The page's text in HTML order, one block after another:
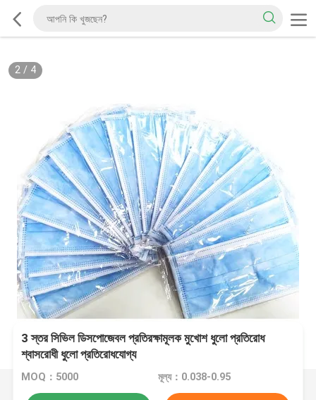
2/ 4
3 স্তর সিভিল ডিসপোজেবল প্রতিরক্ষামূলক মুখোশ ধুলো প্রতিরোধ
শ্বাসরোধী ধুলো প্রতিরোধযোগ্য
MOQ：5000 মূল্য：0.038-0.95